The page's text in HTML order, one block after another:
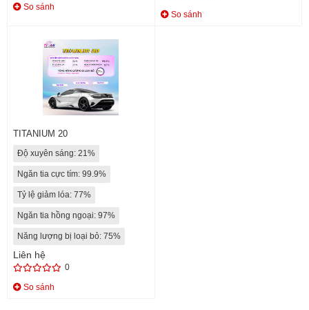
So sánh
So sánh
TITANIUM 20
Độ xuyên sáng: 21%
Ngăn tia cực tím: 99.9%
Tỷ lệ giảm lóa: 77%
Ngăn tia hồng ngoại: 97%
Năng lượng bị loại bỏ: 75%
Liên hệ
0
So sánh